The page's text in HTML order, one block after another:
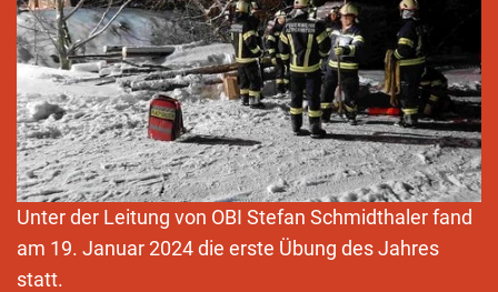
Unter der Leitung von OBI Stefan Schmidthaler fand
am 19. Januar 2024 die erste Übung des Jahres
statt.